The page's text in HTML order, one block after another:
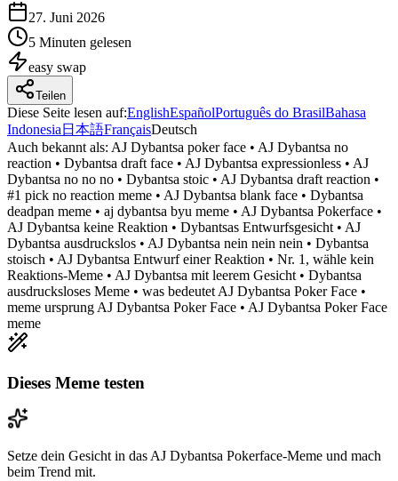
27. Juni 2026
5 Minuten gelesen
easy swap
Teilen
Diese Seite lesen auf:EnglishEspañolPortuguês do BrasilBahasa
Indonesia 日本語FrançaisDeutsch
Auch bekannt als: AJ Dybantsa poker face • AJ Dybantsa no
reaction • Dybantsa draft face • AJ Dybantsa expressionless • AJ
Dybantsa no no no • Dybantsa stoic • AJ Dybantsa draft reaction •
#1 pick no reaction meme • AJ Dybantsa blank face • Dybantsa
deadpan meme • aj dybantsa byu meme • AJ Dybantsa Pokerface •
AJ Dybantsa keine Reaktion • Dybantsas Entwurfsgesicht • AJ
Dybantsa ausdruckslos • AJ Dybantsa nein nein nein • Dybantsa
stoisch • AJ Dybantsa Entwurf einer Reaktion • Nr. 1, wähle kein
Reaktions-Meme • AJ Dybantsa mit leerem Gesicht • Dybantsa
ausdrucksloses Meme • was bedeutet AJ Dybantsa Poker Face •
meme ursprung AJ Dybantsa Poker Face • AJ Dybantsa Poker Face
meme
Dieses Meme testen
Setze dein Gesicht in das AJ Dybantsa Pokerface-Meme und mach
beim Trend mit.